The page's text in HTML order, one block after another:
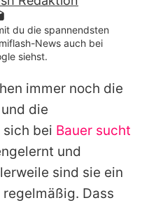
du die spannendsten
News auch bei
siehst.
immer noch die
die
bei Bauer sucht
und
sind sie ein
Dass